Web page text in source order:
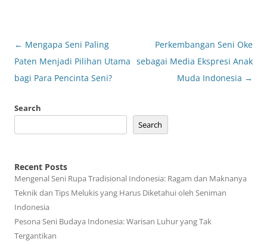
Post
navigation
← Mengapa Seni Paling
Paten Menjadi Pilihan Utama
bagi Para Pencinta Seni?
Perkembangan Seni Oke
sebagai Media Ekspresi Anak
Muda Indonesia →
Search
Search
Recent Posts
Mengenal Seni Rupa Tradisional Indonesia: Ragam dan Maknanya
Teknik dan Tips Melukis yang Harus Diketahui oleh Seniman
Indonesia
Pesona Seni Budaya Indonesia: Warisan Luhur yang Tak
Tergantikan